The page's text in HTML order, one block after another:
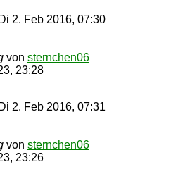
Di 2. Feb 2016, 07:30
von sternchen06
23:28
Di 2. Feb 2016, 07:31
von sternchen06
23:26